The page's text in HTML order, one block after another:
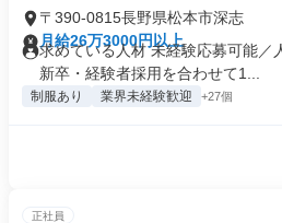
〒390-0815長野県松本市深志
月給26万3000円以上
求めている人材 未経験応募可能／
新卒・経験者採用を合わせて1...
制服あり 業界未経験歓迎 +27個
正社員